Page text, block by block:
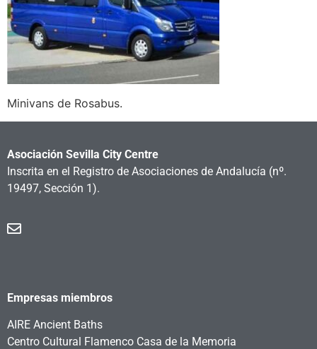
Minivans de Rosabus.
Asociación Sevilla City Centre
Inscrita en el Registro de Asociaciones de Andalucía (nº.
19497, Sección 1).
Empresas miembros
AIRE Ancient Baths
Centro Cultural Flamenco Casa de la Memoria